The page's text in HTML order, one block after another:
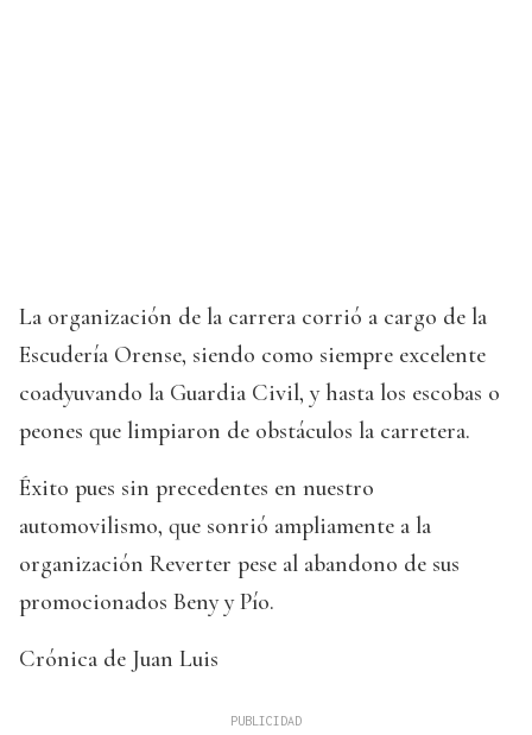
La organización de la carrera corrió a cargo de la
Escudería Orense, siendo como siempre excelente
coadyuvando la Guardia Civil, y hasta los escobas o
peones que limpiaron de obstáculos la carretera.
Éxito pues sin precedentes en nuestro
automovilismo, que sonrió ampliamente a la
organización Reverter pese al abandono de sus
promocionados Beny y Pío.
Crónica de Juan Luis